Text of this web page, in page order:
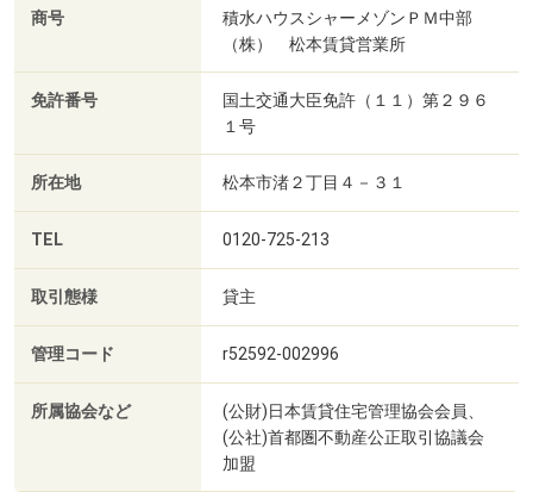
商号
積水ハウスシャーメゾンＰＭ中部
（株） 松本賃貸営業所
免許番号
国土交通大臣免許（１１）第２９６
１号
所在地 松本市渚２丁目４－３１
TEL 0120-725-213
取引態様 貸主
管理コード r52592-002996
所属協会など
(公財)日本賃貸住宅管理協会会員、
(公社)首都圏不動産公正取引協議会
加盟